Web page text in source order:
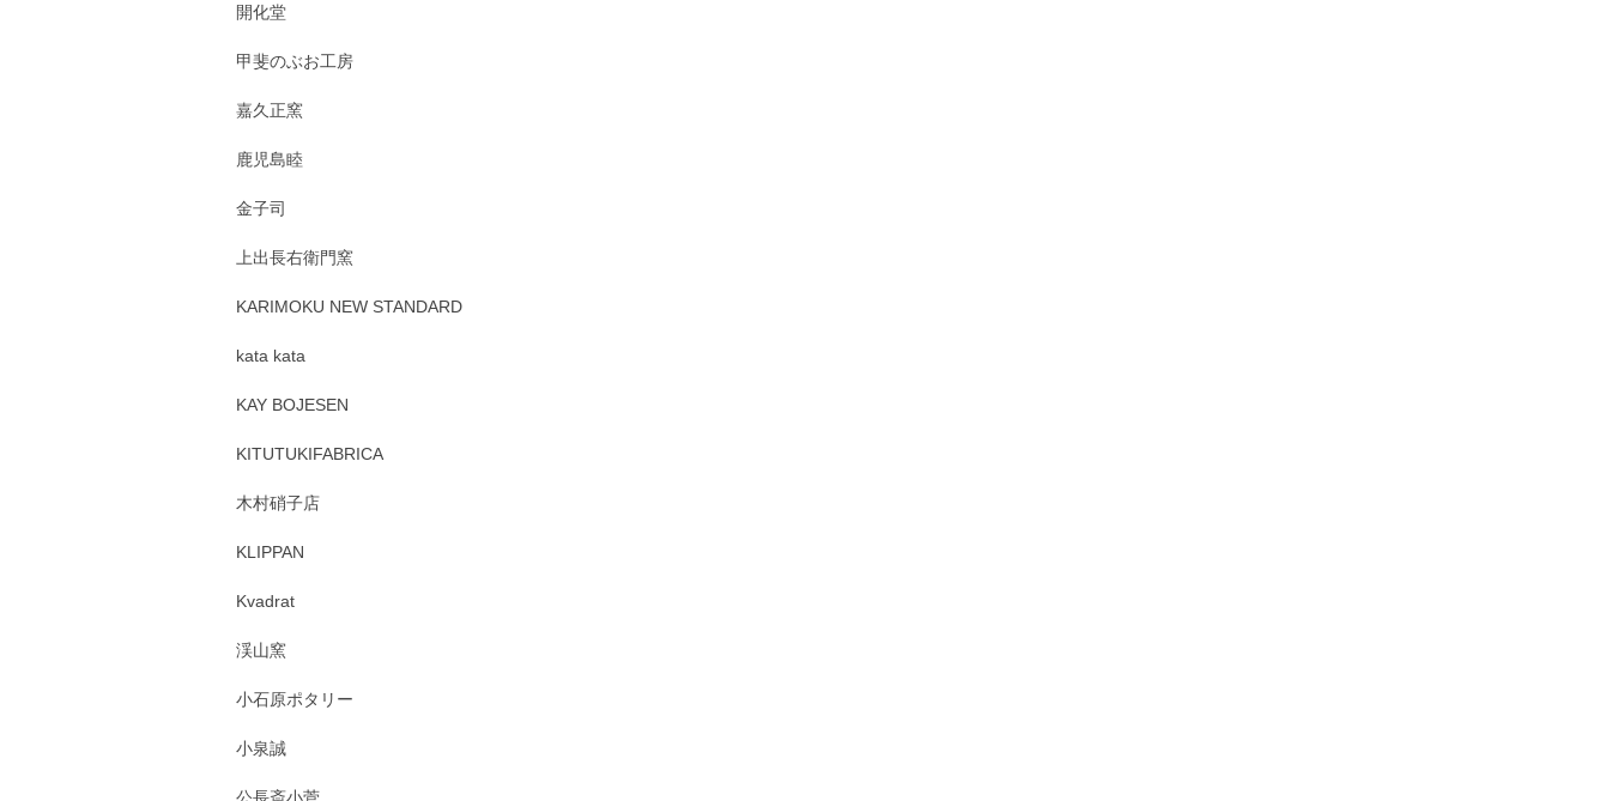
開化堂
甲斐のぶお工房
嘉久正窯
鹿児島睦
金子司
上出長右衛門窯
KARIMOKU NEW STANDARD
kata kata
KAY BOJESEN
KITUTUKIFABRICA
木村硝子店
KLIPPAN
Kvadrat
渓山窯
小石原ポタリー
小泉誠